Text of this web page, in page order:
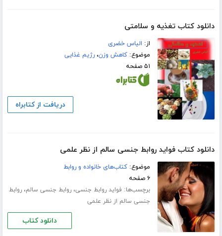
دانلود کتاب تغذیه و سلامتی
از: الیاس خضری
موضوع:کاهش وزن،رژیم غذایی
۵۱ صفحه
دریافت از کتابراه
دانلود کتاب فواید روابط جنسی سالم از نظر علمی
موضوع:کتاب‌های خانواده و روابط
۶ صفحه
برچسب‌ها: فواید روابط جنسی،روابط جنسی سالم،روابط
جنسی سالم از نظر علمی
دانلود کتاب